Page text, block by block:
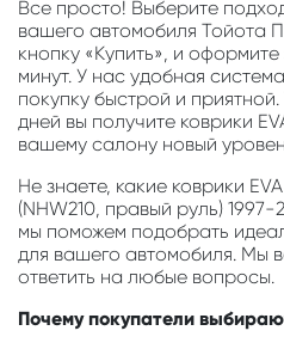
Все просто! Выберите
вашего автомобиля Тойота
кнопку «Купить», и оформите
минут. У нас удобная
покупку быстрой и
дней вы получите коврики
вашему салону новый
Не знаете, какие коврики
(NHW210, правый руль)
мы поможем подобрать
для вашего автомобиля. Мы
ответить на любые вопросы.
Почему покупатели